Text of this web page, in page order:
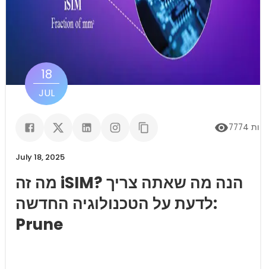
18
JUL
7774
July 18, 2025
מה זה iSIM? הנה מה שאתה צריך
לדעת על הטכנולוגיה החדשה:
Prune